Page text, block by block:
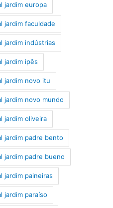
jardim europa
jardim faculdade
jardim indústrias
jardim ipês
jardim novo itu
jardim novo mundo
jardim oliveira
jardim padre bento
jardim padre bueno
jardim paineiras
jardim paraíso